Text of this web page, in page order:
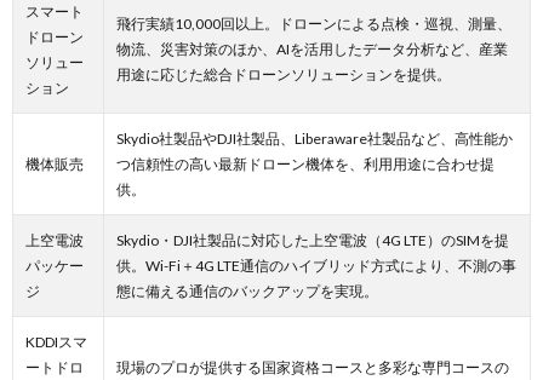
スマート
ドローン
ソリュー
ション
飛行実績10,000回以上。ドローンによる点検・巡視、測量、
物流、災害対策のほか、AIを活用したデータ分析など、産業
用途に応じた総合ドローンソリューションを提供。
機体販売
Skydio社製品やDJI社製品、Liberaware社製品など、高性能か
つ信頼性の高い最新ドローン機体を、利用用途に合わせ提
供。
上空電波
パッケー
ジ
Skydio・DJI社製品に対応した上空電波（4G LTE）のSIMを提
供。Wi-Fi＋4G LTE通信のハイブリッド方式により、不測の事
態に備える通信のバックアップを実現。
KDDIスマ
ートドロ
現場のプロが提供する国家資格コースと多彩な専門コースの